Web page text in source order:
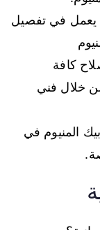
يعمل في تفصيل
كافة
خلال فني
المنيوم في